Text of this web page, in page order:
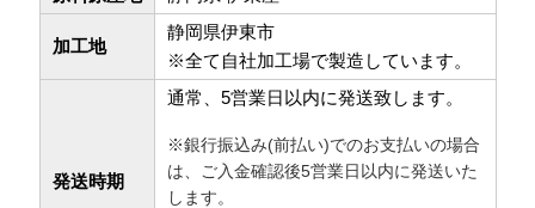
加工地
静岡県伊東市
※全て自社加工場で製造しています。
発送時期
通常、5営業日以内に発送致します。
※銀行振込み(前払い)でのお支払いの場合
は、ご入金確認後5営業日以内に発送いた
します。